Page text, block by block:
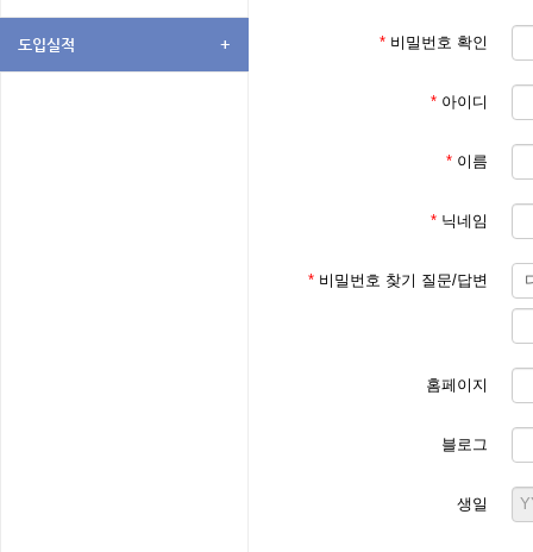
도입실적 + * 비밀번호 확인
* 아이디
* 이름
* 닉네임
* 비밀번호 찾기 질문/답변
홈페이지
블로그
생일